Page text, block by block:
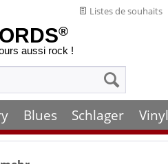
Listes de souhaits
®
aussi rock !
Blues Schlager Vinyl